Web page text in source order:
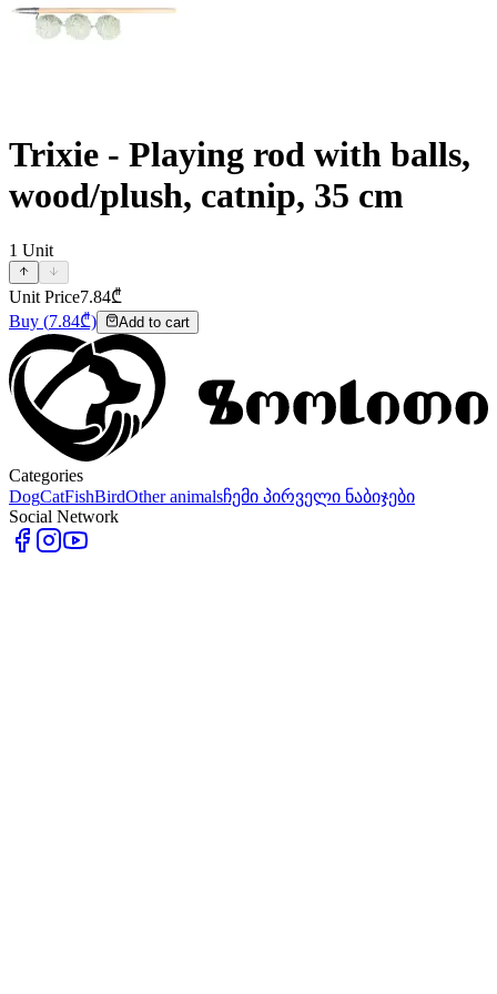
Trixie - Playing rod with balls,
wood/plush, catnip, 35 cm
1 Unit
Unit Price7.84₾
Buy (7.84₾) Add to cart
Categories
DogCatFishBirdOther animalsჩემი პირველი ნაბიჯები
Social Network